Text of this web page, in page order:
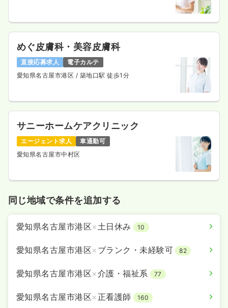
めぐ皮膚科・美容皮膚科
直接応募求人
電子カルテ
愛知県名古屋市港区 / 築地口駅 徒歩1分
サニーホームケアクリニック
エージェント求人
車通勤可
愛知県名古屋市中村区
同じ地域で条件を追加する
愛知県名古屋市港区×土日休み 10
愛知県名古屋市港区× ブランク・未経験可 82
愛知県名古屋市港区×介護・福祉系 77
愛知県名古屋市港区× 正看護師 160